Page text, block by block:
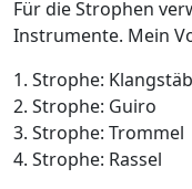
Für die Strophen
Instrumente. Mein
1. Strophe:
2. Strophe: Guiro
3. Strophe: Trommel
4. Strophe: Rassel